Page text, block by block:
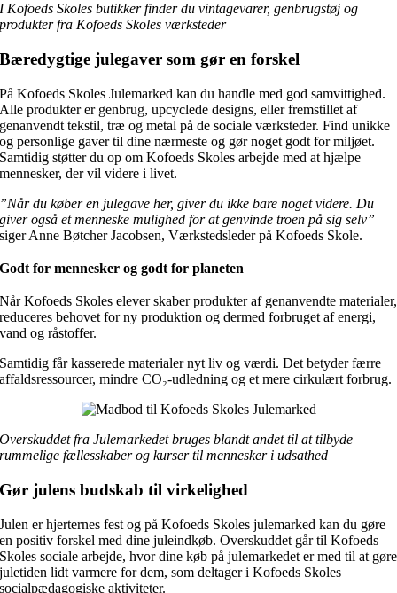
I Kofoeds Skoles butikker finder du vintagevarer, genbrugstøj og
produkter fra Kofoeds Skoles værksteder
Bæredygtige julegaver som gør en forskel
På Kofoeds Skoles Julemarked kan du handle med god samvittighed.
Alle produkter er genbrug, upcyclede designs, eller fremstillet af
genanvendt tekstil, træ og metal på de sociale værksteder. Find unikke
og personlige gaver til dine nærmeste og gør noget godt for miljøet.
Samtidig støtter du op om Kofoeds Skoles arbejde med at hjælpe
mennesker, der vil videre i livet.
”Når du køber en julegave her, giver du ikke bare noget videre. Du
giver også et menneske mulighed for at genvinde troen på sig selv”
siger Anne Bøtcher Jacobsen, Værkstedsleder på Kofoeds Skole.
Godt for mennesker og godt for planeten
Når Kofoeds Skoles elever skaber produkter af genanvendte materialer,
reduceres behovet for ny produktion og dermed forbruget af energi,
vand og råstoffer.
Samtidig får kasserede materialer nyt liv og værdi. Det betyder færre
affaldsressourcer, mindre CO₂-udledning og et mere cirkulært forbrug.
Overskuddet fra Julemarkedet bruges blandt andet til at tilbyde
rummelige fællesskaber og kurser til mennesker i udsathed
Gør julens budskab til virkelighed
Julen er hjerternes fest og på Kofoeds Skoles julemarked kan du gøre
en positiv forskel med dine juleindkøb. Overskuddet går til Kofoeds
Skoles sociale arbejde, hvor dine køb på julemarkedet er med til at gøre
juletiden lidt varmere for dem, som deltager i Kofoeds Skoles
socialpædagogiske aktiviteter.